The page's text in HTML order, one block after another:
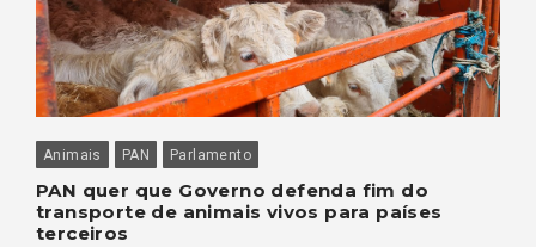
Animais PAN Parlamento
PAN quer que Governo defenda fim do
transporte de animais vivos para países
terceiros